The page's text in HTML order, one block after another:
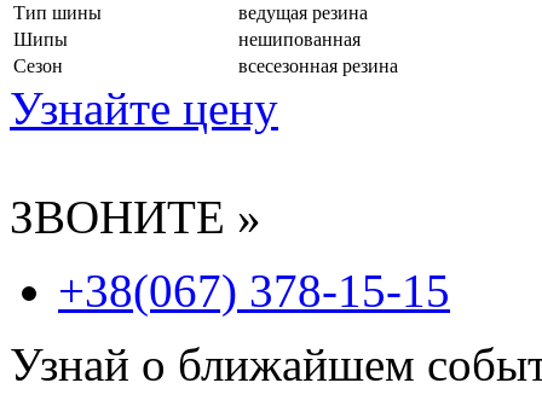
Тип шины
ведущая резина
Шипы
нешипованная
Сезон
всесезонная резина
Узнайте цену
ЗВОНИТЕ »
+38(067) 378-15-15
Узнай о ближайшем